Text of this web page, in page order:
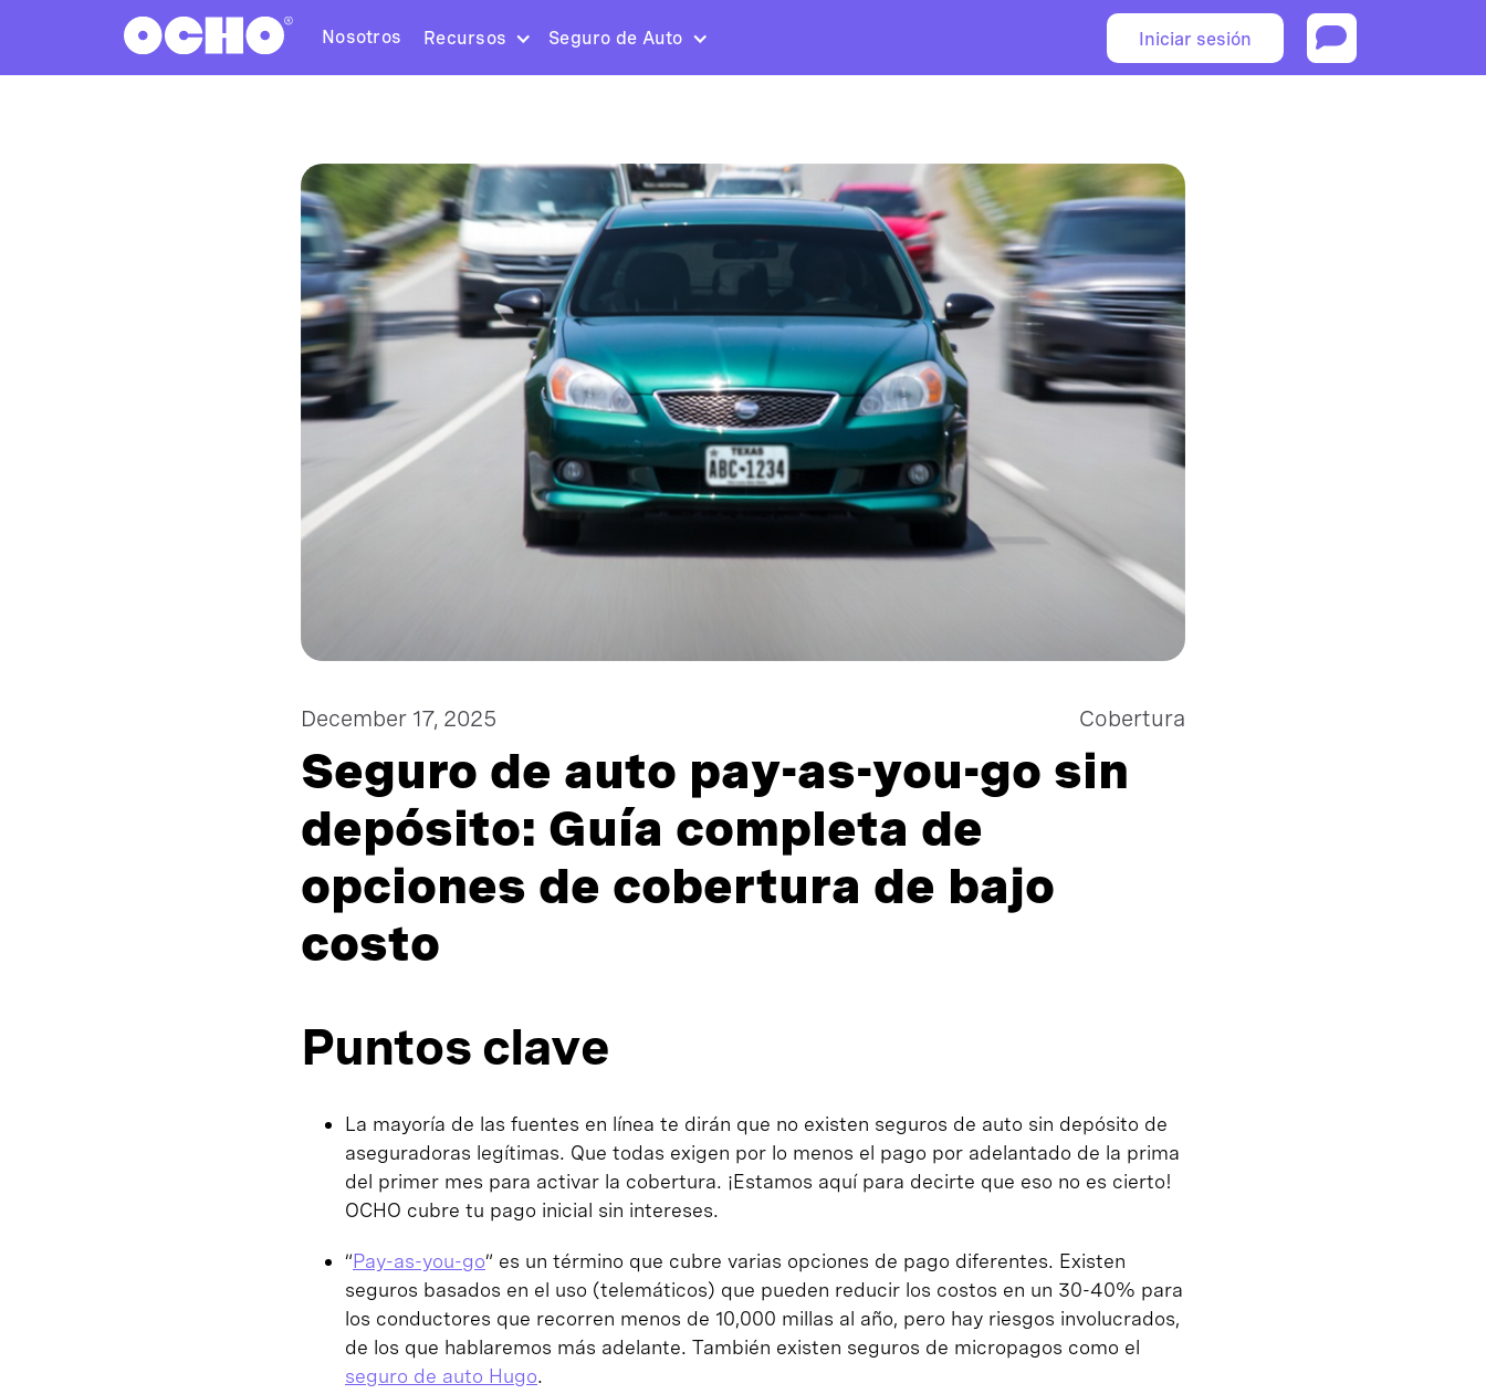
Nosotros Recursos Seguro de Auto Iniciar sesión
December 17, 2025 Cobertura
Seguro de auto pay-as-you-go sin
depósito: Guía completa de
opciones de cobertura de bajo
costo
Puntos clave
La mayoría de las fuentes en línea te dirán que no existen seguros de auto sin depósito de
aseguradoras legítimas. Que todas exigen por lo menos el pago por adelantado de la prima
del primer mes para activar la cobertura. ¡Estamos aquí para decirte que eso no es cierto!
OCHO cubre tu pago inicial sin intereses.
“Pay-as-you-go” es un término que cubre varias opciones de pago diferentes. Existen
seguros basados en el uso (telemáticos) que pueden reducir los costos en un 30-40% para
los conductores que recorren menos de 10,000 millas al año, pero hay riesgos involucrados,
de los que hablaremos más adelante. También existen seguros de micropagos como el
seguro de auto Hugo.